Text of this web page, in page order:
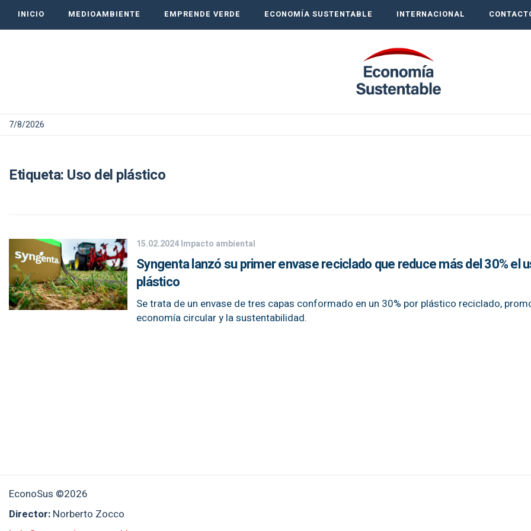
INICIO MEDIOAMBIENTE EMPRENDE VERDE ECONOMÍA SUSTENTABLE INTERNACIONAL
7/8/2026
Etiqueta: Uso del plástico
15.02.2024Impacto ambiental
Syngenta lanzó su primer envase reciclado que reduce más del 30% el
plástico
Se trata de un envase de tres capas conformado en un 30% por plástico reciclado,
economía circular y la sustentabilidad.
EconoSus ©2026
Director: Norberto Zocco